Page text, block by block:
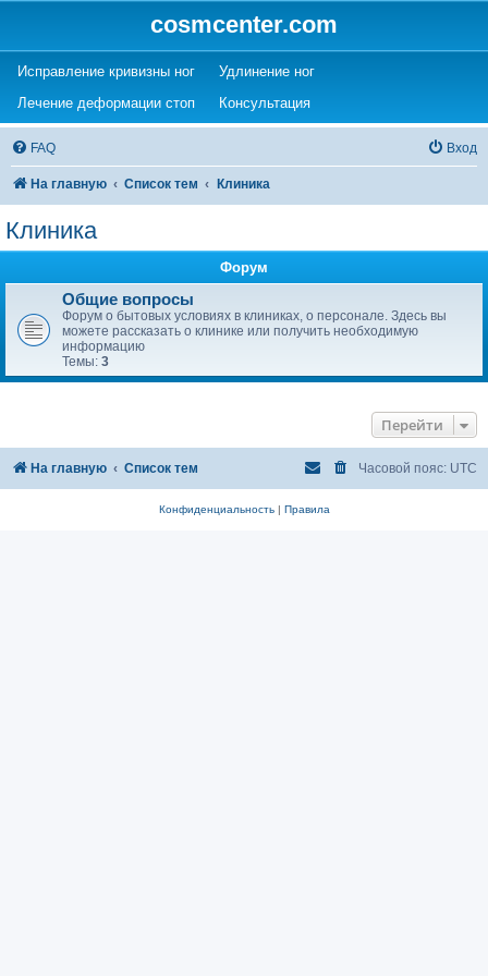
cosmcenter.com
Исправление кривизны ног(Opens a new tab)
Удлинение ног(Opens a new tab)
Лечение деформации стоп(Opens a new tab)
Консультация(Opens a new tab)
FAQ Вход
На главную Список тем Клиника
Клиника
Форум
Общие вопросы
Форум о бытовых условиях в клиниках, о персонале. Здесь вы
можете рассказать о клинике или получить необходимую
информацию
Темы: 3
Перейти
На главную Список тем Часовой пояс: UTC
Конфиденциальность| Правила